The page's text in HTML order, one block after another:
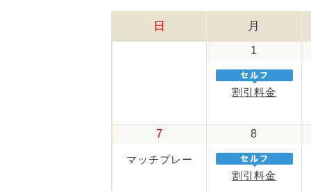
日 月
1
割引料金
7
マッチプレー
8
割引料金